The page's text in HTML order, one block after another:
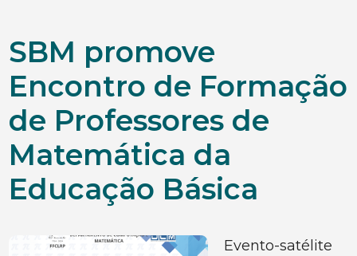
SBM promove
Encontro de Formação
de Professores de
Matemática da
Educação Básica
Evento-satélite